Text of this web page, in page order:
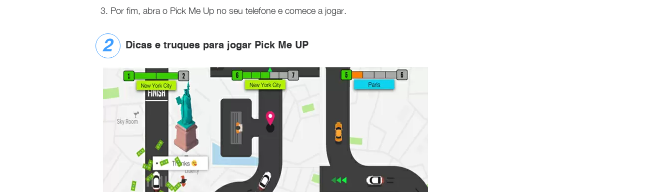
Por fim, abra o Pick Me Up no seu telefone e comece a jogar.
Dicas e truques para jogar Pick Me UP